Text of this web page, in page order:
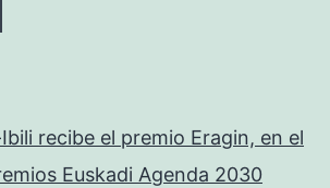
recibe el premio Eragin, en el
Euskadi Agenda 2030